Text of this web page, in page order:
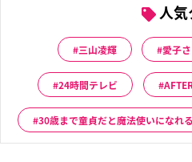
人
三山凌輝 愛子
24時間テレビ
30歳まで童貞だと魔法使いになれ